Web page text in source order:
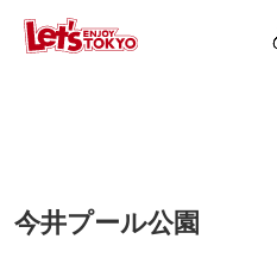
今井プール公園